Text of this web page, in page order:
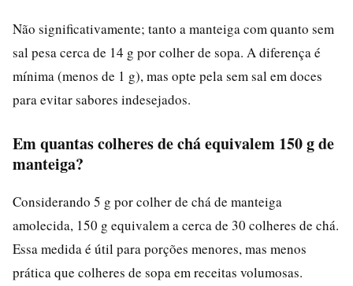
Não significativamente; tanto a manteiga com quanto sem
sal pesa cerca de 14 g por colher de sopa. A diferença é
mínima (menos de 1 g), mas opte pela sem sal em doces
para evitar sabores indesejados.
Em quantas colheres de chá equivalem 150 g de
manteiga?
Considerando 5 g por colher de chá de manteiga
amolecida, 150 g equivalem a cerca de 30 colheres de chá.
Essa medida é útil para porções menores, mas menos
prática que colheres de sopa em receitas volumosas.